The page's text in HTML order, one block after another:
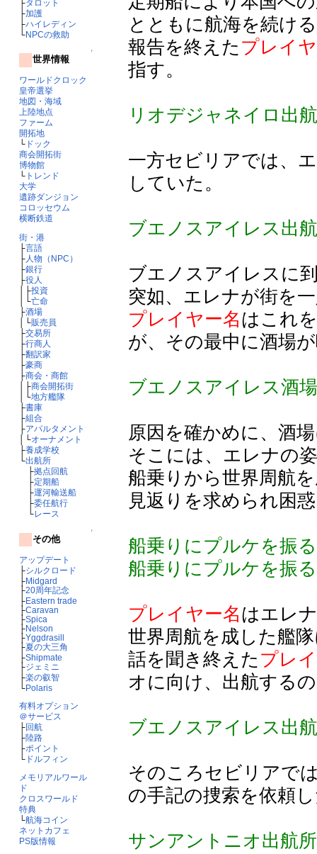
├タロット
├加護
├ハイレディン
└NPCの救助
↑
世界情報
ワールドクロック
皇帝選挙
地図・海域
上陸地点
ファーム
開拓地
└ドック
商会開拓街
博物館
└トレンド
大学
遺跡ダンジョン
コロッセウム
横断鉄道
街・港
├言語
├人物（NPC）
├銀行
├役人
│├投資
│└亡命
├酒場
│└販売員
├交易所
├行商人
├翻訳家
├豪商
├商会・商館
│├商会開拓街
│└地方艦隊
├書庫
├組合
├アパルタメント
│└オーナメント
├養成学校
└出航所
├拠点回航
├定期船
├運河輸送船
├委任航行
└レース
↑
その他
アップデート
├シルクロード
├Midgard
├20周年記念
├Eastern trade
├Caravan
├Spica
├Nelson
├Yggdrasill
├夏の大三角
├Shipmate
├ジェミニ
├楽の叡智
└Polaris
有料オプション
＠サービス
├回航
├陸路
├ポイント
└ドルフィン
メモリアルワール
ド
クロスワールド
特典
└航海コイン
ネットカフェ
PS版情報
とともに航海を続け
報告を終えた プレイ
指す。
リオデジャネイロ出
一方セビリアでは、
していた。
ブエノスアイレス出
ブエノスアイレスに
突如、エレナが街を
プレイヤー名はこれ
が、その最中に酒場
ブエノスアイレス酒
原因を確かめに、酒
そこには、エレナの
船乗りから世界周航
見返りを求められ困
船乗りにプルケを振
船乗りにプルケを振
プレイヤー名はエレ
世界周航を成した艦
話を聞き終えた プレ
オに向け、出航する
ブエノスアイレス出
そのころセビリアで
の手記の捜索を依頼
サンアントニオ出航